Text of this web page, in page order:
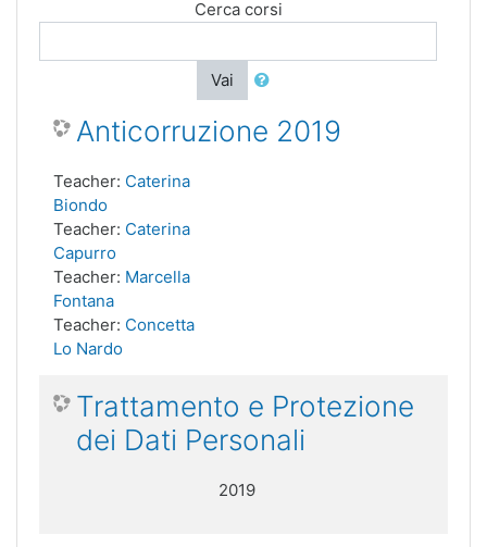
Cerca corsi
Vai
Anticorruzione 2019
Teacher: Caterina
Biondo
Teacher: Caterina
Capurro
Teacher: Marcella
Fontana
Teacher: Concetta
Lo Nardo
Trattamento e Protezione
dei Dati Personali
2019